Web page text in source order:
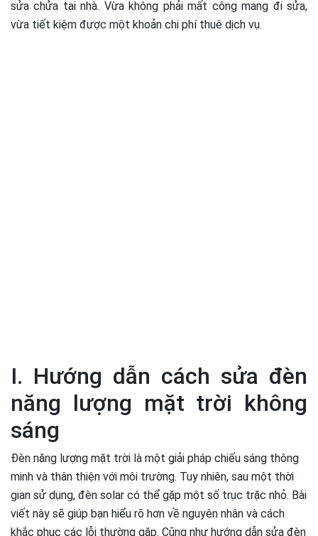
sửa chửa tại nhà. Vừa không phải mất công mang đi sửa,
vừa tiết kiệm được một khoản chi phí thuê dịch vụ.
I. Hướng dẫn cách sửa đèn
năng lượng mặt trời không
sáng
Đèn năng lượng mặt trời là một giải pháp chiếu sáng thông
minh và thân thiện với môi trường. Tuy nhiên, sau một thời
gian sử dụng, đèn solar có thể gặp một số trục trặc nhỏ. Bài
viết này sẽ giúp bạn hiểu rõ hơn về nguyên nhân và cách
khắc phục các lỗi thường gặp. Cũng như hướng dẫn sửa đèn